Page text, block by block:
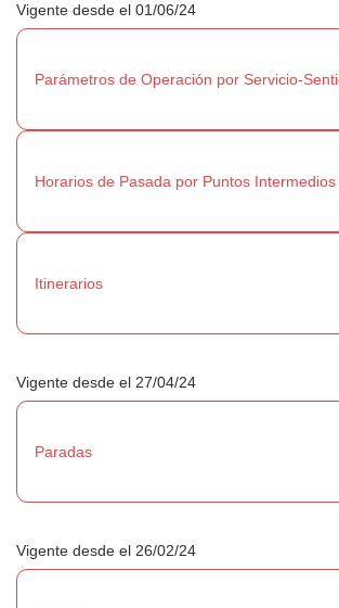
Vigente desde el 01/06/24
Parámetros de Operación por Servicio-
Horarios de Pasada por Puntos Intermedios
Itinerarios
Vigente desde el 27/04/24
Paradas
Vigente desde el 26/02/24